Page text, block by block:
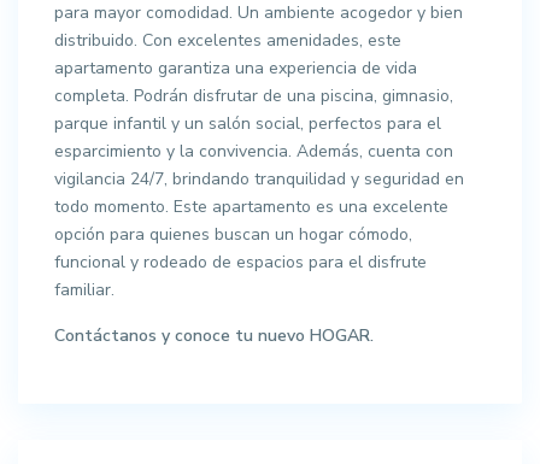
para mayor comodidad. Un ambiente acogedor y bien
distribuido. Con excelentes amenidades, este
apartamento garantiza una experiencia de vida
completa. Podrán disfrutar de una piscina, gimnasio,
parque infantil y un salón social, perfectos para el
esparcimiento y la convivencia. Además, cuenta con
vigilancia 24/7, brindando tranquilidad y seguridad en
todo momento. Este apartamento es una excelente
opción para quienes buscan un hogar cómodo,
funcional y rodeado de espacios para el disfrute
familiar.
Contáctanos y conoce tu nuevo HOGAR.